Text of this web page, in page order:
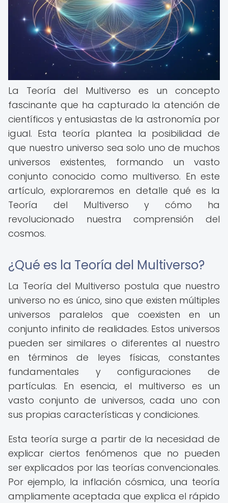
La Teoría del Multiverso es un concepto
fascinante que ha capturado la atención de
científicos y entusiastas de la astronomía por
igual. Esta teoría plantea la posibilidad de
que nuestro universo sea solo uno de muchos
universos existentes, formando un vasto
conjunto conocido como multiverso. En este
artículo, exploraremos en detalle qué es la
Teoría del Multiverso y cómo ha
revolucionado nuestra comprensión del
cosmos.
¿Qué es la Teoría del Multiverso?
La Teoría del Multiverso postula que nuestro
universo no es único, sino que existen múltiples
universos paralelos que coexisten en un
conjunto infinito de realidades. Estos universos
pueden ser similares o diferentes al nuestro
en términos de leyes físicas, constantes
fundamentales y configuraciones de
partículas. En esencia, el multiverso es un
vasto conjunto de universos, cada uno con
sus propias características y condiciones.
Esta teoría surge a partir de la necesidad de
explicar ciertos fenómenos que no pueden
ser explicados por las teorías convencionales.
Por ejemplo, la inflación cósmica, una teoría
ampliamente aceptada que explica el rápido